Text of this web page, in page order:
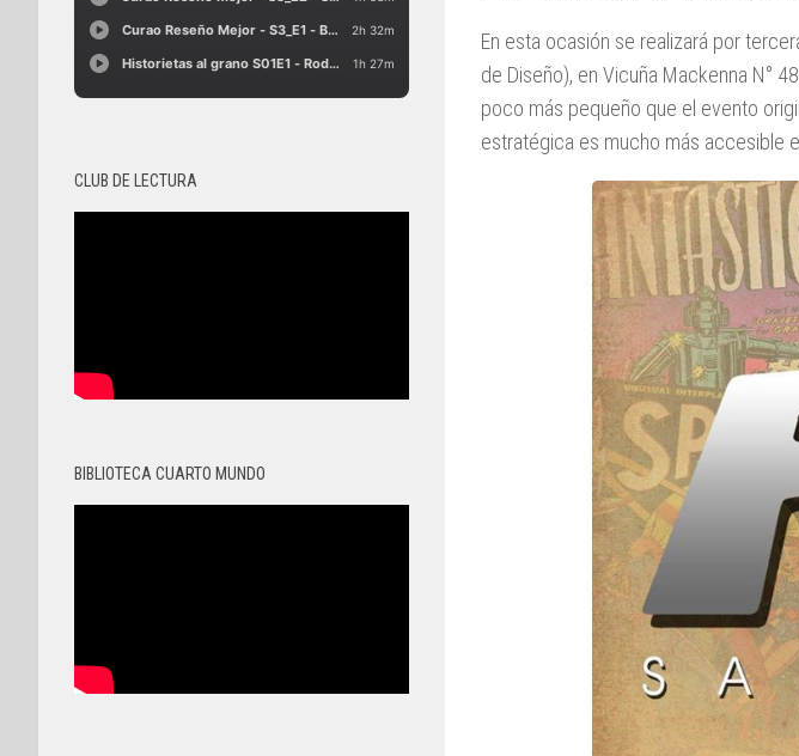
En esta ocasión se realizará por
de Diseño), en Vicuña Mackenna N°
poco más pequeño que el evento
estratégica es mucho más accesible
CLUB DE LECTURA
BIBLIOTECA CUARTO MUNDO